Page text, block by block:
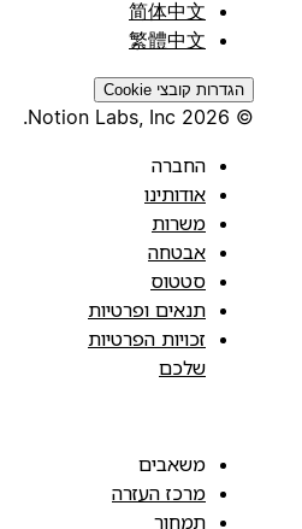
简体中文
繁體中文
הגדרות קובצי Cookie
החברה
אודותינו
משרות
אבטחה
סטטוס
תנאים ופרטיות
זכויות הפרטיות
שלכם
משאבים
מרכז העזרה
תמחור